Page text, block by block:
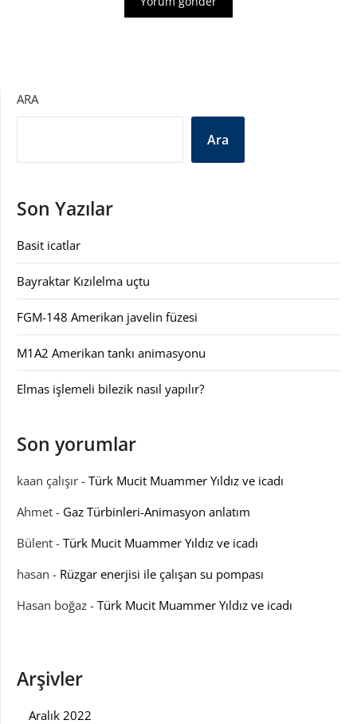
ARA
Ara
Son Yazılar
Basit icatlar
Bayraktar Kızılelma uçtu
FGM-148 Amerikan javelin füzesi
M1A2 Amerikan tankı animasyonu
Elmas işlemeli bilezik nasıl yapılır?
Son yorumlar
kaan çalışır - Türk Mucit Muammer Yıldız ve icadı
Ahmet - Gaz Türbinleri-Animasyon anlatım
Bülent - Türk Mucit Muammer Yıldız ve icadı
hasan - Rüzgar enerjisi ile çalışan su pompası
Hasan boğaz - Türk Mucit Muammer Yıldız ve icadı
Arşivler
Aralık 2022